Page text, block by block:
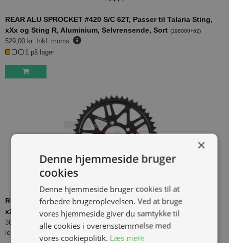
REAR ALU SPROCKET #420 S/C 62T, Passer til Talaria Sting,
xXx og Sting R, Aluminium, Selvrensende, Sort (198000+62)
529,00 kr.
Inkl. moms.
1 på lager
REAR ALU SPROCKET #420 S/C 48T, Passer til Talaria Sting,
xXx og Sting R, Aluminium, Selvrensende, Sort ( 198000+48
369,00 kr.
Inkl. moms.
levering 2 - 5 dage
×
Denne hjemmeside bruger
cookies
Denne hjemmeside bruger cookies til at
forbedre brugeroplevelsen. Ved at bruge
vores hjemmeside giver du samtykke til
alle cookies i overensstemmelse med
vores cookiepolitik. Læs mere